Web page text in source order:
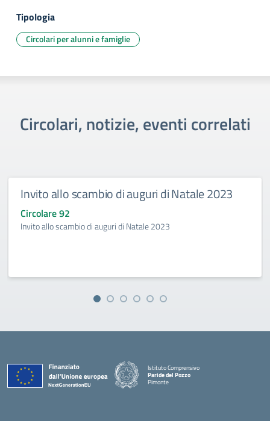
Tipologia
Circolari per alunni e famiglie
Circolari, notizie, eventi correlati
Invito allo scambio di auguri di Natale 2023
Circolare 92
Invito allo scambio di auguri di Natale 2023
Istituto Comprensivo
Paride del Pozzo
Pimonte